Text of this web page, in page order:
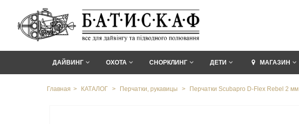
ДАЙВИНГ ОХОТА СНОРКЛИНГ ДЕТИ МАГАЗИН
Главная > КАТАЛОГ > Перчатки, рукавицы > Перчатки Scubapro D-Flex Rebel 2 мм